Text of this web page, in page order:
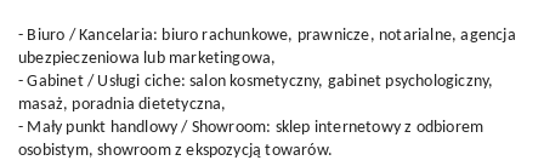
- Biuro / Kancelaria: biuro rachunkowe, prawnicze, notarialne, agencja
ubezpieczeniowa lub marketingowa,
- Gabinet / Usługi ciche: salon kosmetyczny, gabinet psychologiczny,
masaż, poradnia dietetyczna,
- Mały punkt handlowy / Showroom: sklep internetowy z odbiorem
osobistym, showroom z ekspozycją towarów.